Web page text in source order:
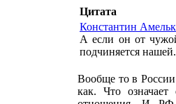
Цитата
Константин
А если он от
подчиняется нашей.
Вообще то в
как. Что означает